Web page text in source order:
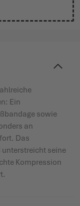
Ein
sowie
an
Das
unterstreicht seine
Kompression